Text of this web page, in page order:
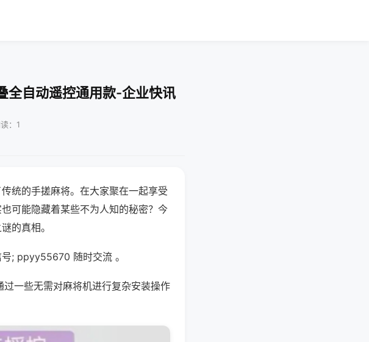
全自动遥控通用款-企业快讯
：1
统的手搓麻将。在大家聚在一起享受
可能隐藏着某些不为人知的秘密？今
的真相。
; ppyy55670 随时交流 。
一些无需对麻将机进行复杂安装操作